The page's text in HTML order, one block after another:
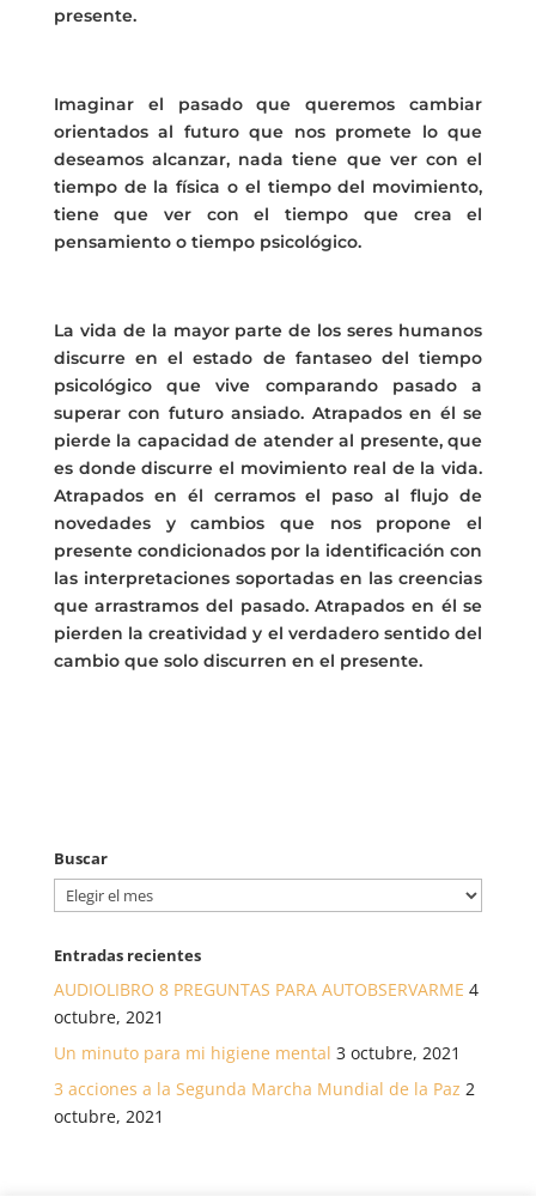
presente.
Imaginar el pasado que queremos cambiar
orientados al futuro que nos promete lo que
deseamos alcanzar, nada tiene que ver con el
tiempo de la física o el tiempo del movimiento,
tiene que ver con el tiempo que crea el
pensamiento o tiempo psicológico.
La vida de la mayor parte de los seres humanos
discurre en el estado de fantaseo del tiempo
psicológico que vive comparando pasado a
superar con futuro ansiado. Atrapados en él se
pierde la capacidad de atender al presente, que
es donde discurre el movimiento real de la vida.
Atrapados en él cerramos el paso al flujo de
novedades y cambios que nos propone el
presente condicionados por la identificación con
las interpretaciones soportadas en las creencias
que arrastramos del pasado. Atrapados en él se
pierden la creatividad y el verdadero sentido del
cambio que solo discurren en el presente.
Buscar
Buscar
Entradas recientes
AUDIOLIBRO 8 PREGUNTAS PARA AUTOBSERVARME 4
octubre, 2021
Un minuto para mi higiene mental 3 octubre, 2021
3 acciones a la Segunda Marcha Mundial de la Paz 2
octubre, 2021